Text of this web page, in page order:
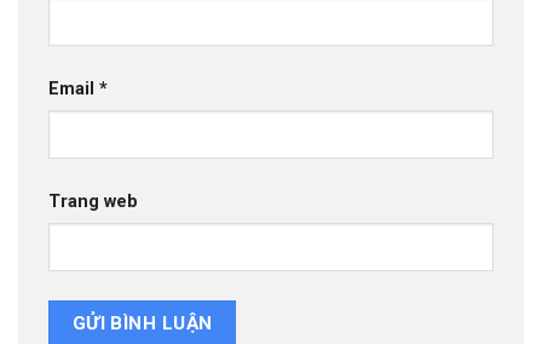
Email *
Trang web